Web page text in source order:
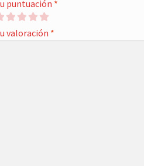
puntuación *
valoración *